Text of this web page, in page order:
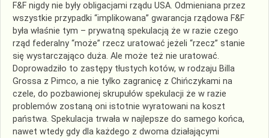
F&F nigdy nie były obligacjami rządu USA. Odmieniana przez
wszystkie przypadki “implikowana” gwarancja rządowa F&F
była właśnie tym – prywatną spekulacją że w razie czego
rząd federalny “może” rzecz uratować jeżeli “rzecz” stanie
się wystarczająco duża. Ale może też nie uratować.
Doprowadziło to zastępy tłustych kotów, w rodzaju Billa
Grossa z Pimco, a nie tylko zagranicę z Chińczykami na
czele, do pozbawionej skrupułów spekulacji że w razie
problemów zostaną oni istotnie wyratowani na koszt
państwa. Spekulacja trwała w najlepsze do samego końca,
nawet wtedy gdy dla każdego z dwoma działającymi